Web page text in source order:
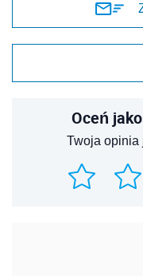
Oceń
Twoja opinia